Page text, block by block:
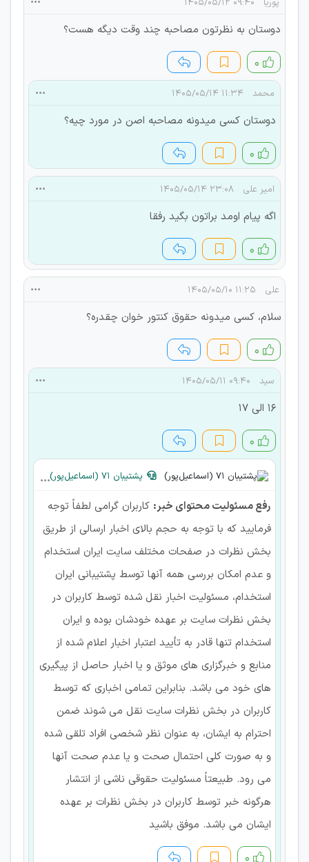
دوستان به نظرتون مصاحبه چند وقت دیگه هست؟
۰
محمد ۱۱:۳۴ ۱۴۰۵/۰۵/۱۴
دوستان کسی میدونه مصاحبه اصن در مورد چیه؟
۰
امیر علی ۲۳:۰۸ ۱۴۰۵/۰۵/۱۴
اگه پیام اومد براتون بگید رفقا
۰
علی ۱۱:۲۵ ۱۴۰۵/۰۵/۱۰
سلام، کسی میدونه حقوق کنتور خوان چقدره؟
۰
سید ۰۹:۴۰ ۱۴۰۵/۰۵/۱۱
۱۶ الی ۱۷
۰
پشتیبان 71 (اسماعیل‌پور)
رفع مسئولیت محتوای خبر: کاربران گرامی لطفاً توجه
فرمایید که با توجه به حجم بالای اخبار ارسالی از طریق
بخش نظرات در صفحات مختلف سایت ایران استخدام
و عدم امکان بررسی همه آنها توسط پشتیبانی ایران
استخدام، مسئولیت اخبار نقل شده توسط کاربران در
بخش نظرات سایت بر عهده خودشان بوده و ایران
استخدام تنها قادر به تأیید اعتبار اخبار اعلام شده از
منابع و خبرگزاری های موثق و یا اخبار حاصل از پیگیری
های خود می باشد. بنابراین تمامی اخباری که توسط
کاربران در بخش نظرات سایت نقل می شوند ضمن
احترام به ایشان، به عنوان نظر شخصی افراد تلقی شده
و به صورت کلی احتمال صحت و یا عدم صحت آنها
می رود. طبیعتاً مسئولیت حقوقی ناشی از انتشار
هرگونه خبر توسط کاربران در بخش نظرات بر عهده
ایشان می باشد. موفق باشید
۰